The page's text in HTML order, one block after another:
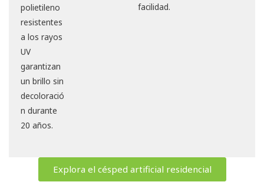
polietileno
resistentes
a los rayos
UV
garantizan
un brillo sin
decoloració
n durante
20 años.
facilidad.
Explora el césped artificial residencial